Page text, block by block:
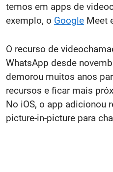
temos em apps de
exemplo, o Google Meet
O recurso de
WhatsApp desde
demorou muitos anos
recursos e ficar mais
No iOS, o app adicionou
picture-in-picture para